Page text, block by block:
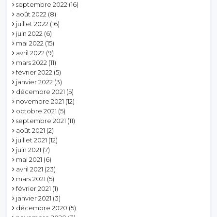
septembre 2022 (16)
août 2022 (8)
juillet 2022 (16)
juin 2022 (6)
mai 2022 (15)
avril 2022 (9)
mars 2022 (11)
février 2022 (5)
janvier 2022 (3)
décembre 2021 (5)
novembre 2021 (12)
octobre 2021 (5)
septembre 2021 (11)
août 2021 (2)
juillet 2021 (12)
juin 2021 (7)
mai 2021 (6)
avril 2021 (23)
mars 2021 (5)
février 2021 (1)
janvier 2021 (3)
décembre 2020 (5)